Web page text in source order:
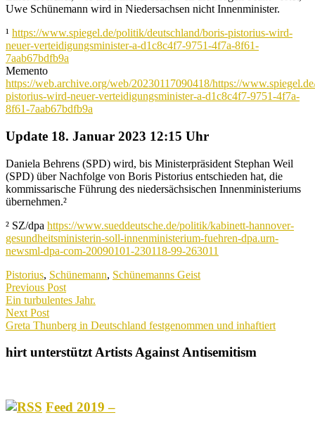
Uwe Schünemann wird in Niedersachsen nicht Innenminister.
¹ https://www.spiegel.de/politik/deutschland/boris-pistorius-wird-
neuer-verteidigungsminister-a-d1c8c4f7-9751-4f7a-8f61-
7aab67bdfb9a
Memento
https://web.archive.org/web/20230117090418/https://
pistorius-wird-neuer-verteidigungsminister-a-d1c8c4f7-9751-4f7a-
8f61-7aab67bdfb9a
Update 18. Januar 2023 12:15 Uhr
Daniela Behrens (SPD) wird, bis Ministerpräsident Stephan Weil
(SPD) über Nachfolge von Boris Pistorius entschieden hat, die
kommissarische Führung des niedersächsischen Innenministeriums
übernehmen.²
² SZ/dpa https://www.sueddeutsche.de/politik/kabinett-hannover-
gesundheitsministerin-soll-innenministerium-fuehren-dpa.urn-
newsml-dpa-com-20090101-230118-99-263011
Pistorius, Schünemann, Schünemanns Geist
Beitragsnavigation
Previous Post
Previous
post:
Ein turbulentes Jahr.
Next Post
Next
Greta Thunberg in Deutschland festgenommen und inhaftiert
hirt unterstützt Artists Against Antisemitism
Feed 2019 –